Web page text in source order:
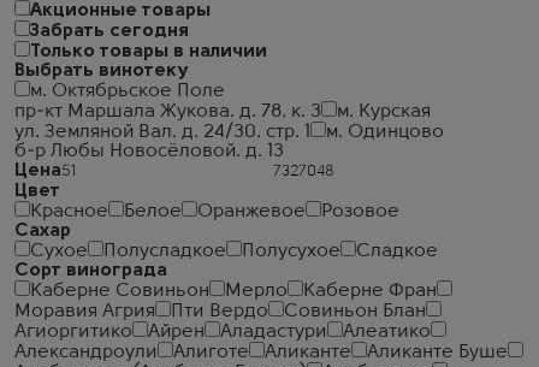
Акционные товары
Забрать сегодня
Только товары в наличии
Выбрать винотеку
м. Октябрьское Поле
пр-кт Маршала Жукова. д. 78. к. 3
м. Курская
ул. Земляной Вал. д. 24/30. стр. 1
м. Одинцово
б-р Любы Новосёловой. д. 13
Цена
Цвет
Красное
Белое Оранжевое
Розовое
Сахар
Сухое
Полусладкое Полусухое
Сладкое
Сорт винограда
Каберне Совиньон
Мерло
Каберне Фран
Моравия Агрия
Пти Вердо
Совиньон Блан
Агиоргитико
Айрен Аладастури
Алеатико
Александроули
Алиготе Аликанте
Аликанте Буше